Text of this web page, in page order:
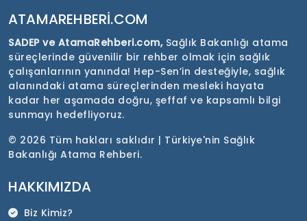
ATAMAREHBERI.COM
SADEP ve AtamaRehberi.com, Sağlık Bakanlığı atama
süreçlerinde güvenilir bir rehber olmak için sağlık
çalışanlarının yanında! Hep-Sen’in desteğiyle, sağlık
alanındaki atama süreçlerinden mesleki hayata
kadar her aşamada doğru, şeffaf ve kapsamlı bilgi
sunmayı hedefliyoruz.
© 2026 Tüm hakları saklıdır | Türkiye'nin Sağlık
Bakanlığı Atama Rehberi.
HAKKIMIZDA
Biz Kimiz?